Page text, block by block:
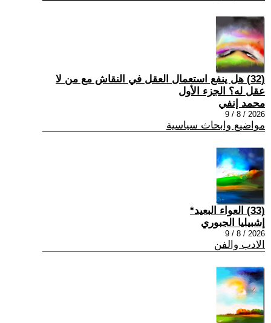
(32) هل ينفع استعمال العقل في النقاش مع من لا
عقل له؟ الجزء الأول
محمد إنفي
2026 / 8 / 9
مواضيع وابحاث سياسية
(33) العواء البعيد*
إشبيليا الجبوري
2026 / 8 / 9
الادب والفن